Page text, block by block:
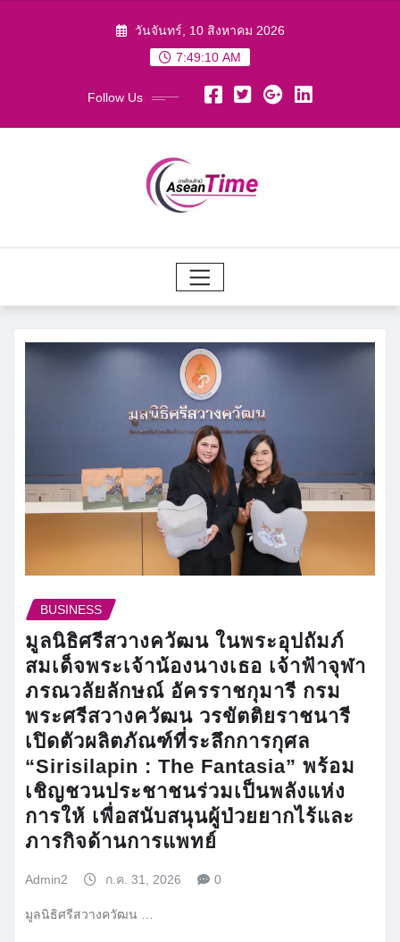
วันจันทร์, 10 สิงหาคม 2026
7:49:11 AM
Follow Us
BUSINESS
มูลนิธิศรีสวางควัฒน ในพระอุปถัมภ์
สมเด็จพระเจ้าน้องนางเธอ เจ้าฟ้าจุฬา
ภรณวลัยลักษณ์ อัครราชกุมารี กรม
พระศรีสวางควัฒน วรขัตติยราชนารี
เปิดตัวผลิตภัณฑ์ที่ระลึกการกุศล
“Sirisilapin : The Fantasia” พร้อม
เชิญชวนประชาชนร่วมเป็นพลังแห่ง
การให้ เพื่อสนับสนุนผู้ป่วยยากไร้และ
ภารกิจด้านการแพทย์
Admin2 ก.ค. 31, 2026 0
มูลนิธิศรีสวางควัฒน …